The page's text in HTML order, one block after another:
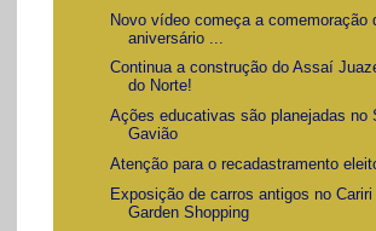
Novo vídeo começa a comemoração
aniversário ...
Continua a construção do Assaí
do Norte!
Ações educativas são planejadas no
Gavião
Atenção para o recadastramento
Exposição de carros antigos no Cariri
Garden Shopping